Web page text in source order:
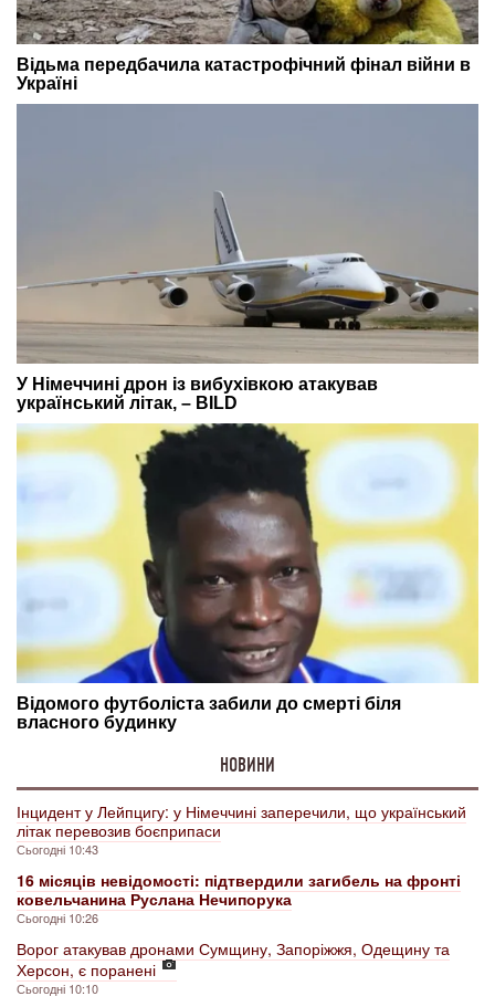
НОВИНИ
Інцидент у Лейпцигу: у Німеччині заперечили, що український
літак перевозив боєприпаси
Сьогодні 10:43
16 місяців невідомості: підтвердили загибель на фронті
ковельчанина Руслана Нечипорука
Сьогодні 10:26
Ворог атакував дронами Сумщину, Запоріжжя, Одещину та
Херсон, є поранені
Сьогодні 10:10